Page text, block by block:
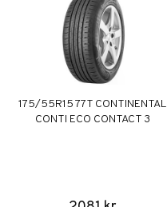
175/55R15 77T CONTINENTAL
CONTI ECO CONTACT 3